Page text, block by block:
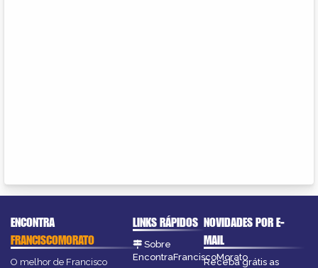
ENCONTRA
FRANCISCOMORATO
O melhor de Francisco
LINKS RÁPIDOS
Sobre
EncontraFranciscoMorato
NOVIDADES POR E-
MAIL
Receba grátis as